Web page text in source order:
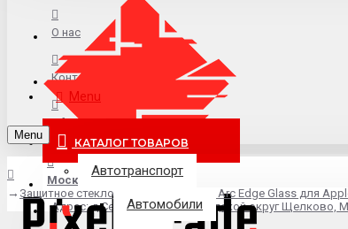
О нас
Контакты
info@pixel-trade.ru
Москва
Адрес: д.Серково, вл1А, городской округ Щелково,
Menu
КАТАЛОГ ТОВАРОВ
Автотранспорт
Автомобили
Menu
Защитное стекло на дисплей Litu 3D Arc Edge Glass для